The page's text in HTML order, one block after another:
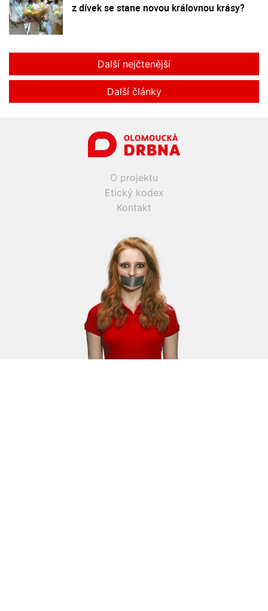
z dívek se stane novou královnou krásy?
Další nejčtenější
Další články
O projektu
Etický kodex
Kontakt